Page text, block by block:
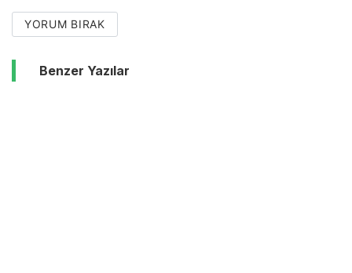
YORUM BIRAK
Benzer Yazılar